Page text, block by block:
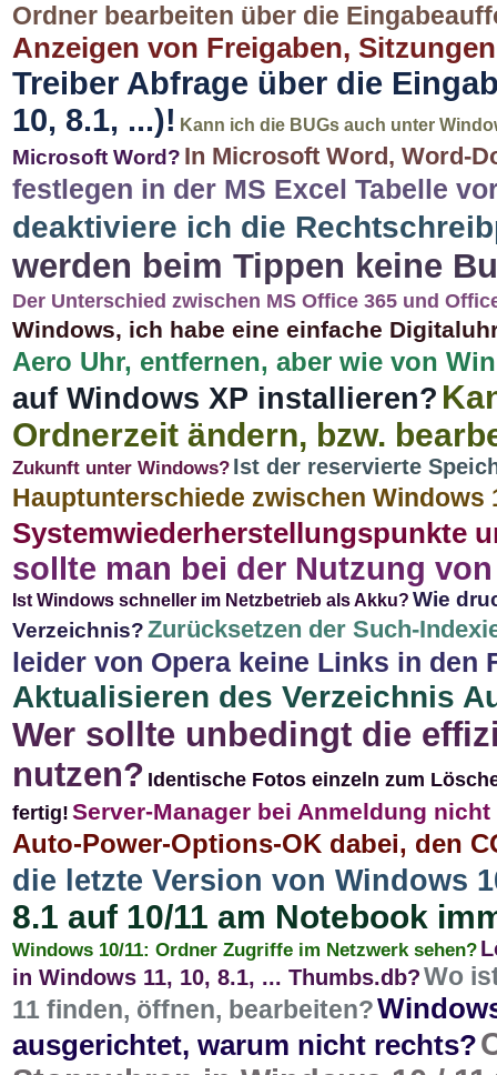
Ordner bearbeiten über die
Anzeigen von Freigaben,
Treiber Abfrage über die
10, 8.1, ...)! Kann ich die BUGs auch unter
Microsoft Word? In Microsoft Word, Word-
festlegen in der MS Excel Tabelle
deaktiviere ich die
werden beim Tippen keine
Der Unterschied zwischen MS Office 365 und
Windows, ich habe eine einfache
Aero Uhr, entfernen, aber wie von
auf Windows XP installieren?
Ordnerzeit ändern, bzw.
Zukunft unter Windows? Ist der reservierte
Hauptunterschiede zwischen Windows
Systemwiederherstellungspunkte
sollte man bei der Nutzung
Ist Windows schneller im Netzbetrieb als Akku? Wie
Verzeichnis?Zurücksetzen der Such-
leider von Opera keine Links in den
Aktualisieren des Verzeichnis
Wer sollte unbedingt die
nutzen? Identische Fotos einzeln zum
fertig! Server-Manager bei Anmeldung
Auto-Power-Options-OK dabei, den
die letzte Version von Windows
8.1 auf 10/11 am Notebook
Windows 10/11: Ordner Zugriffe im Netzwerk sehen?
in Windows 11, 10, 8.1, ... Thumbs.db?Wo
11 finden, öffnen, bearbeiten?
ausgerichtet, warum nicht rechts?